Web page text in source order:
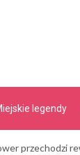
legendy
przechodzi